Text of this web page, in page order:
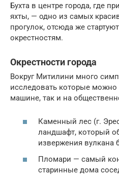
Бухта в центре города, где
яхты, — одно из самых
прогулок, отсюда же
окрестностям.
Окрестности города
Вокруг Митилини много
исследовать которые можно
машине, так и на
Каменный лес (г.
ландшафт, который
извержения вулкана
Пломари — самый
старинные дома